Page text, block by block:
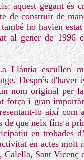
aquest gegant
de construir de
ho havien
al gener de 1996
Llàntia escullen
Després
nom original per
força i gran
lo així com
que neix fins a
en trobades
en actes
Sant